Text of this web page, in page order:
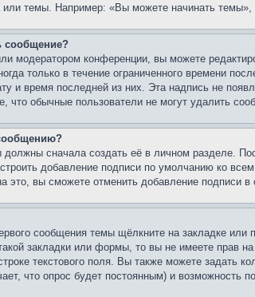
или темы. Например: «Вы можете начинать
сообщение?
модератором конференции, вы можете
только в течение ограниченного времени
и время последней из них. Эта надпись не
что обычные пользователи не могут удалить
сначала создать её в личном разделе.
добавление подписи по умолчанию ко
это, вы сможете отменить добавление подписи
сообщения темы щёлкните на закладке или
закладки или формы, то вы не имеете прав
текстового поля. Вы также можете задать
что опрос будет постоянным) и возможность